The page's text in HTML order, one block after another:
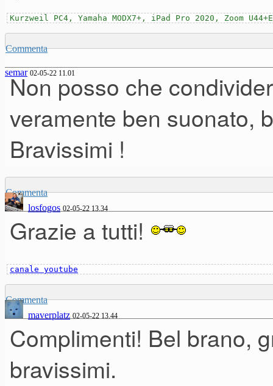
Kurzweil PC4, Yamaha MODX7+, iPad Pro 2020, Zoom
Commenta
semar 02-05-22 11.01
Non posso che
veramente ben suonato,
Bravissimi !
Commenta
losfogos 02-05-22 13.34
Grazie a tutti!
canale youtube
Commenta
maverplatz 02-05-22 13.44
Complimenti! Bel brano,
bravissimi.